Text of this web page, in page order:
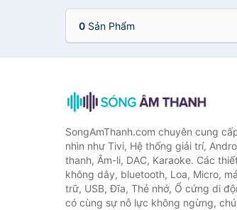
0 Sản Phẩm
SongAmThanh.com chuyên cung
nhìn như Tivi, Hệ thống giải trí,
thanh, Âm-li, DAC, Karaoke. Các
không dây, bluetooth, Loa, Micro,
trữ, USB, Đĩa, Thẻ nhớ, Ổ cứng di
có cùng sự nỗ lực không ngừng,